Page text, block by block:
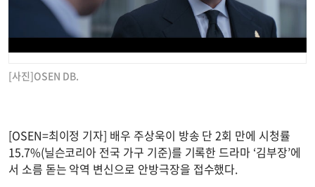
[사진]OSEN DB.
[OSEN=최이정 기자] 배우 주상욱이 방송 단 2회 만에 시청률
15.7%(닐슨코리아 전국 가구 기준)를 기록한 드라마 ‘김부장’에
서 소름 돋는 악역 변신으로 안방극장을 접수했다.